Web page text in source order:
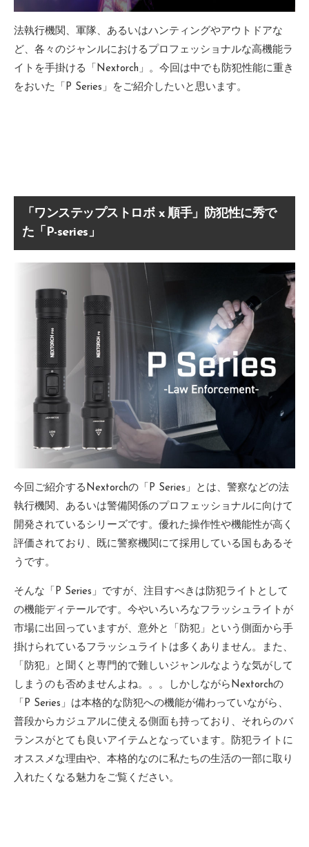
法執行機関、軍隊、あるいはハンティングやアウトドアな
ど、各々のジャンルにおけるプロフェッショナルな高機能ラ
イトを手掛ける「Nextorch」。今回は中でも防犯性能に重き
をおいた「P Series」をご紹介したいと思います。
「ワンステップストロボ x 順手」防犯性に秀で
た「P-series」
今回ご紹介するNextorchの「P Series」とは、警察などの法
執行機関、あるいは警備関係のプロフェッショナルに向けて
開発されているシリーズです。優れた操作性や機能性が高く
評価されており、既に警察機関にて採用している国もあるそ
うです。
そんな「P Series」ですが、注目すべきは防犯ライトとして
の機能ディテールです。今やいろいろなフラッシュライトが
市場に出回っていますが、意外と「防犯」という側面から手
掛けられているフラッシュライトは多くありません。また、
「防犯」と聞くと専門的で難しいジャンルなような気がして
しまうのも否めませんよね。。。しかしながらNextorchの
「P Series」は本格的な防犯への機能が備わっていながら、
普段からカジュアルに使える側面も持っており、それらのバ
ランスがとても良いアイテムとなっています。防犯ライトに
オススメな理由や、本格的なのに私たちの生活の一部に取り
入れたくなる魅力をご覧ください。